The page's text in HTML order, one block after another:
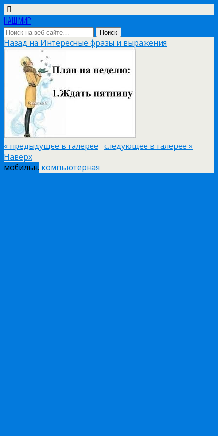
НАШ МИР
Назад на Интересные фразы и выражения
« предыдущее в галерее следующее в галерее »
Наверх
мобильн. компьютерная